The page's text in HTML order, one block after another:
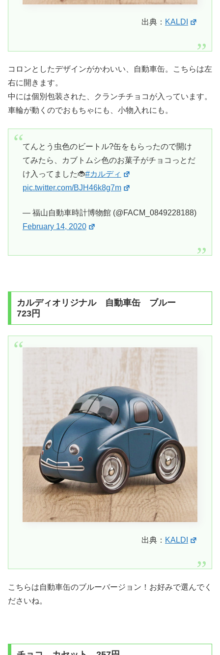
出典： KALDI
コロンとしたデザインがかわいい、自動車缶。こちらは左
右に開きます。
中には個別包装された、クランチチョコが入っています。
車輪が動くのでおもちゃにも、小物入れにも。
てんとう虫色のビートル?缶をもらったので開け
てみたら、カブトムシ色のお菓子がチョコっとだ
け入ってました🐞#カルディ
pic.twitter.com/BJH46k8g7m
— 福山自動車時計博物館 (@FACM_0849228188)
February 14, 2020
カルディオリジナル 自動車缶 ブルー
723円
出典： KALDI
こちらは自動車缶のブルーバージョン！お好みで選んでく
ださいね。